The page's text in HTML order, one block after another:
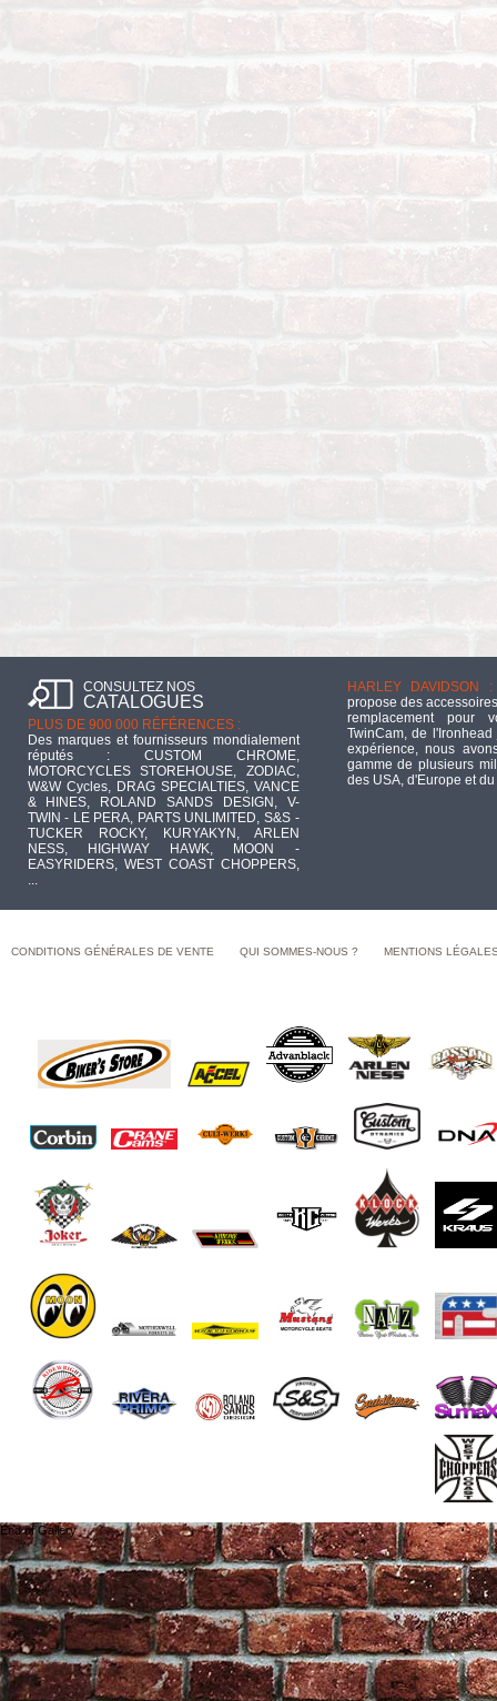
CONSULTEZ NOS
CATALOGUES
PLUS DE 900 000 RÉFÉRENCES :
Des marques et fournisseurs mondialement
réputés : CUSTOM CHROME,
MOTORCYCLES STOREHOUSE, ZODIAC,
W&W Cycles, DRAG SPECIALTIES, VANCE
& HINES, ROLAND SANDS DESIGN, V-
TWIN - LE PERA, PARTS UNLIMITED, S&S -
TUCKER ROCKY, KURYAKYN, ARLEN
NESS, HIGHWAY HAWK, MOON -
EASYRIDERS, WEST COAST CHOPPERS,
...
HARLEY DAVIDSON :
propose des
remplacement pour
TwinCam, de
expérience, nous
gamme de plusieurs
des USA, d'Europe et
CONDITIONS GÉNÉRALES DE VENTE QUI SOMMES-NOUS ? MENTIONS
End of Gallery